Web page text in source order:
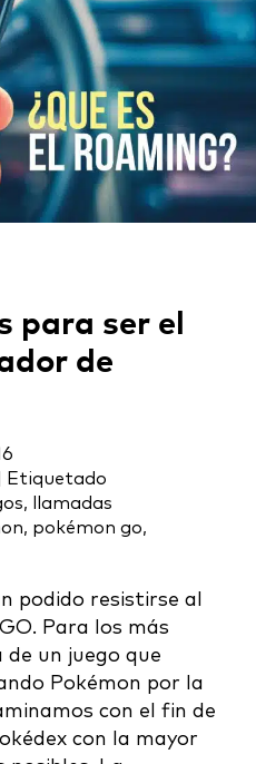
para ser el
de
Etiquetado
,
llamadas
, pokémon go,
podido resistirse al
Para los más
un juego que
Pokémon por la
con el fin de
con la mayor